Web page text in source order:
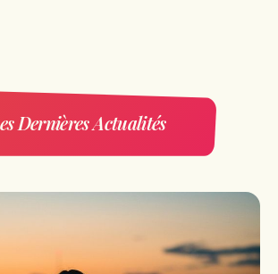
Dernières Actualités